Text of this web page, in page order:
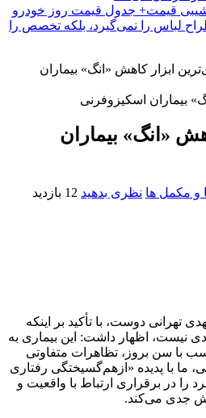
قیمت+ جدول قیمت روز خودرو
لباس را نمی‌گیرد، بلکه تخصص را
ابزار کاهش «انگ» بیماران
«انگ» بیماران
و مکمل ها نظری بدهید 12 بازدید
تهرانی دوست، با تأکید بر اینکه
نیست، اظهار داشت: این بیماری به
با سن بروز، تظاهرات متفاوتی
ما با پدیده «ازهم‌گسیختگی رفتاری
را در برقراری ارتباط با واقعیت و
جدی می‌کند.